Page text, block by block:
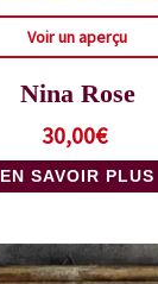
Voir un aperçu
Nina Rose
30,00€
EN SAVOIR PLUS